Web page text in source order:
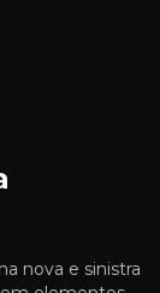
nova e sinistra